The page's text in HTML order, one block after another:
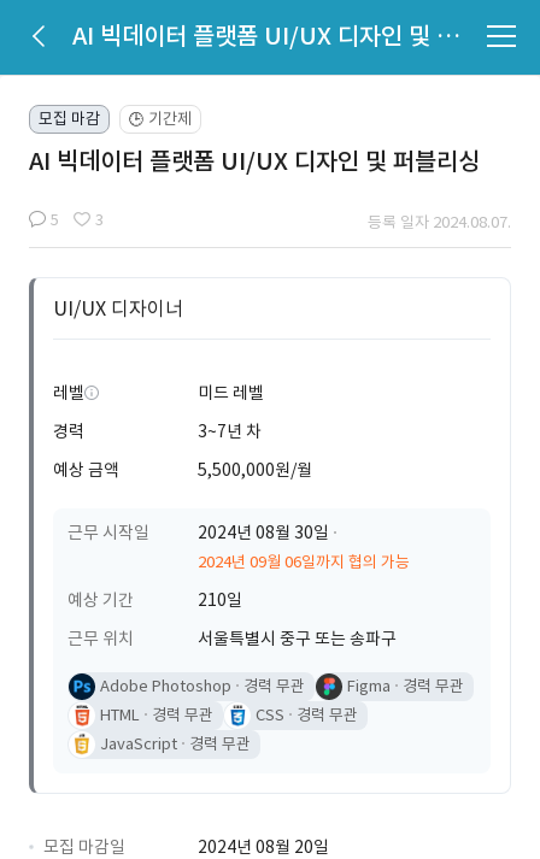
AI 빅데이터 플랫폼 UI/UX 디자인 및 퍼블리싱
모집 마감 🕒 기간제
AI 빅데이터 플랫폼 UI/UX 디자인 및 퍼블리싱
5 3 등록 일자 2024.08.07.
UI/UX 디자이너
레벨
미드 레벨
경력
3~7년 차
예상 금액
5,500,000원/월
근무 시작일 2024년 08월 30일
2024년 09월 06일까지 협의 가능
예상 기간
210일
근무 위치
서울특별시 중구 또는 송파구
Adobe Photoshop 경력 무관 Figma
경력 무관
HTML
경력 무관 CSS
경력 무관
JavaScript
경력 무관
모집 마감일
2024년 08월 20일